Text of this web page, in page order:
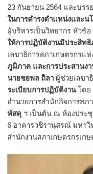
23 กันยายน 2564 และบรร
ในการดำรงตำแหน่งและ
ผู้บริหารเป็นวิทยากร หัวข้อ
ให้การปฏิบัติงานมีประสิทธิ
เลขาธิการสภาเกษตรกรแ
ภูมิภาค และการประสานง
นายชยพล ถิลา ผู้ช่วยเลขา
ระเบียบการปฏิบัติงานโดย
อำนวยการสำนักกิจการสภ
พัสดุ ฯ เป็นต้น ณ ห้องประ
6 อาคารวชิรานุสรณ์ มหา
สำนักงานสภาเกษตรกรเก